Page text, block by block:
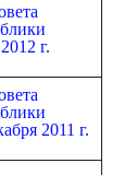
г.
2011 г.